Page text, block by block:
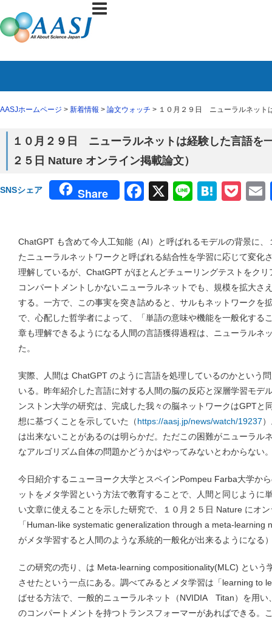
AASJホームページ > 新着情報 > 論文ウォッチ > １０月２９日 ニューラルネット
１０月２９日 ニューラルネットは経験した言語を
２５日 Nature オンライン掲載論文）
SNSシェア Share Facebook
X Line
ChatGPT も含めて今人工知能（AI）と呼ばれるモデルの背景に
たニューラルネットワークと呼ばれる結合性を学習に応じて変化
理解しているが、ChatGPT がほとんどチューリングテストをク
コンパートメントしかないニューラルネットでも、規模を拡大さ
する。一方で、この事実を突き詰めると、サルもネットワークを
で、心配した哲学者によって、「単語の意味や機能を一般化する
章も理解できるようになる人間の言語獲得過程は、ニューラルネ
た。
実際、人間は ChatGPT のように言語を処理しているのかという
いる。昨年紹介した言語に対する人間の脳の反応と深層学習モデ
ンストン大学の研究は、完成した我々の脳ネットワークはGPTと
想に基づくことを示していた（https://aasj.jp/news/watch/19237
は出来ないことがあるのは明らかだ。ただこの困難がニューラル
なアルゴリズム自体の問題かどうかはやってみないとわからない
今日紹介するニューヨーク大学とスペインPompeu Farba大学か
ットをメタ学習という方法で教育することで、人間と同じように
い文章に使えることを示した研究で、１０月２５日 Nature にオ
「Human-like systematic generalization through a meta-learning
がメタ学習すると人間のような系統的一般化が出来るようになる
この研究の売り、は Meta-learning compositionality(MLC) という
させたという一点にある。調べてみるとメタ学習は「learning to
ばせる方法で、一般的ニューラルネット（NVIDIA Titan）を用い
のコンパートメントを持つトランスフォーマーがあればできる。